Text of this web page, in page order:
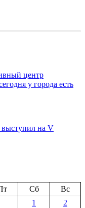
центр
у города есть
выступил на V
Сб
Вс
1
2